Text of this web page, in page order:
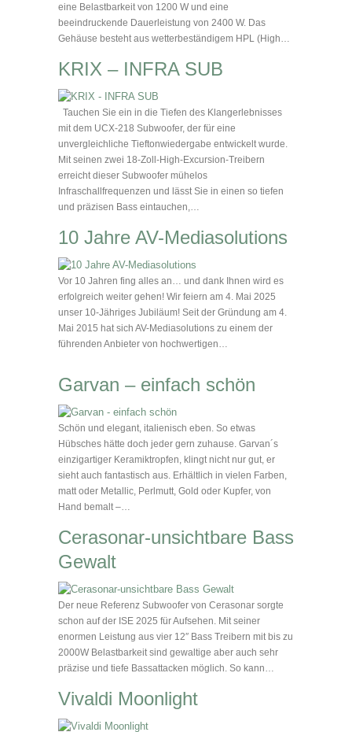
eine Belastbarkeit von 1200 W und eine
beeindruckende Dauerleistung von 2400 W. Das
Gehäuse besteht aus wetterbeständigem HPL (High…
KRIX – INFRA SUB
Tauchen Sie ein in die Tiefen des Klangerlebnisses
mit dem UCX-218 Subwoofer, der für eine
unvergleichliche Tieftonwiedergabe entwickelt wurde.
Mit seinen zwei 18-Zoll-High-Excursion-Treibern
erreicht dieser Subwoofer mühelos
Infraschallfrequenzen und lässt Sie in einen so tiefen
und präzisen Bass eintauchen,…
10 Jahre AV-Mediasolutions
Vor 10 Jahren fing alles an… und dank Ihnen wird es
erfolgreich weiter gehen! Wir feiern am 4. Mai 2025
unser 10-Jähriges Jubiläum! Seit der Gründung am 4.
Mai 2015 hat sich AV-Mediasolutions zu einem der
führenden Anbieter von hochwertigen…
Garvan – einfach schön
Schön und elegant, italienisch eben. So etwas
Hübsches hätte doch jeder gern zuhause. Garvan´s
einzigartiger Keramiktropfen, klingt nicht nur gut, er
sieht auch fantastisch aus. Erhältlich in vielen Farben,
matt oder Metallic, Perlmutt, Gold oder Kupfer, von
Hand bemalt –…
Cerasonar-unsichtbare Bass
Gewalt
Der neue Referenz Subwoofer von Cerasonar sorgte
schon auf der ISE 2025 für Aufsehen. Mit seiner
enormen Leistung aus vier 12″ Bass Treibern mit bis zu
2000W Belastbarkeit sind gewaltige aber auch sehr
präzise und tiefe Bassattacken möglich. So kann…
Vivaldi Moonlight